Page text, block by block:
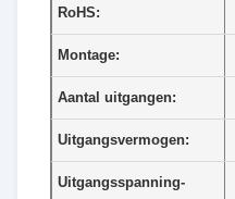
RoHS:
Montage:
Aantal uitgangen:
Uitgangsvermogen:
Uitgangsspanning-